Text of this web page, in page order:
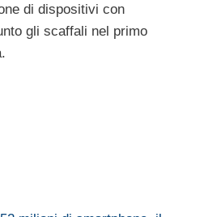
di dispositivi con
gli scaffali nel primo